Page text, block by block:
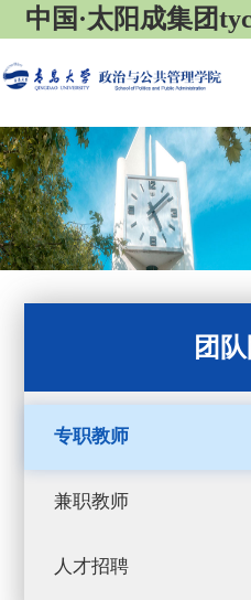
中国·太阳成集团
团
专职教师
兼职教师
人才招聘